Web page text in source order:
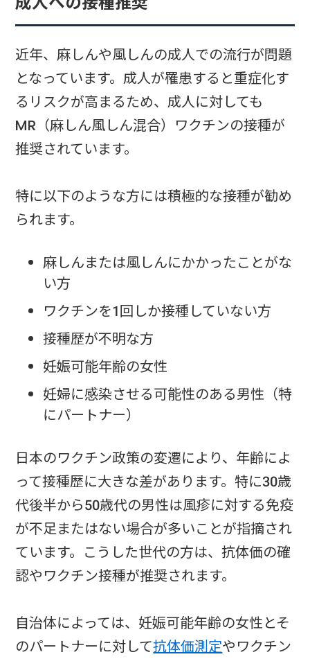
近年、麻しんや風しんの成人での流行が問題
となっています。成人が罹患すると重症化す
るリスクが高まるため、成人に対しても
MR（麻しん風しん混合）ワクチンの接種が
推奨されています。
特に以下のような方には積極的な接種が勧め
られます。
麻しんまたは風しんにかかったことがな
い方
ワクチンを1回しか接種していない方
接種歴が不明な方
妊娠可能年齢の女性
妊婦に感染させる可能性のある男性（特
にパートナー）
日本のワクチン政策の変遷により、年齢によ
って接種歴に大きな差があります。特に30歳
代後半から50歳代の男性は風疹に対する免疫
が不足またはない場合が多いことが指摘され
ています。こうした世代の方は、抗体価の確
認やワクチン接種が推奨されます。
自治体によっては、妊娠可能年齢の女性とそ
のパートナーに対して抗体価測定やワクチン